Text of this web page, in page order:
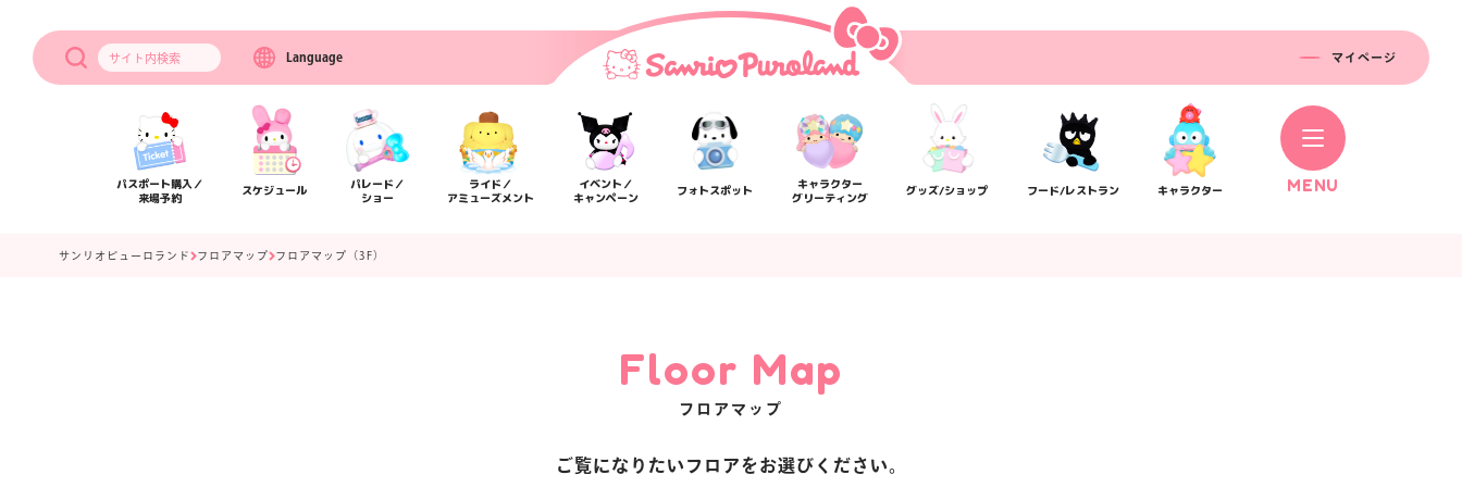
サイト内検索 Language マイページ
MENU
パスポート購入／
来場予約
スケジュール
パレード／
ショー
ライド／
アミューズメント
イベント／
キャンペーン
フォトスポット
キャラクター
グリーティング
グッズ/ショップ フード/レストラン キャラクター
サンリオピューロランド フロアマップ フロアマップ（3F）
Floor Map
フロアマップ
ご覧になりたいフロアをお選びください。